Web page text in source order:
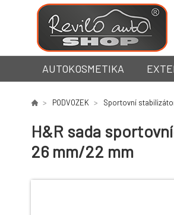
AUTOKOSMETIKA
PODVOZEK Sportovní
H&R sada
26 mm/22 mm